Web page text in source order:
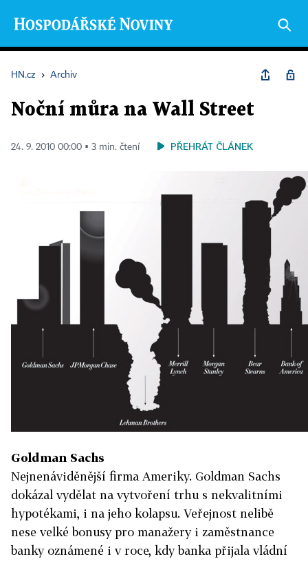
HN.cz › Archiv
Noční můra na Wall Street
24. 9. 2010 00:00 ▪ 3 min. čtení PŘEHRÁT ČLÁNEK
Goldman Sachs
Nejnenáviděnější firma Ameriky. Goldman Sachs
dokázal vydělat na vytvoření trhu s nekvalitními
hypotékami, i na jeho kolapsu. Veřejnost nelibě
nese velké bonusy pro manažery i zaměstnance
banky oznámené i v roce, kdy banka přijala vládní